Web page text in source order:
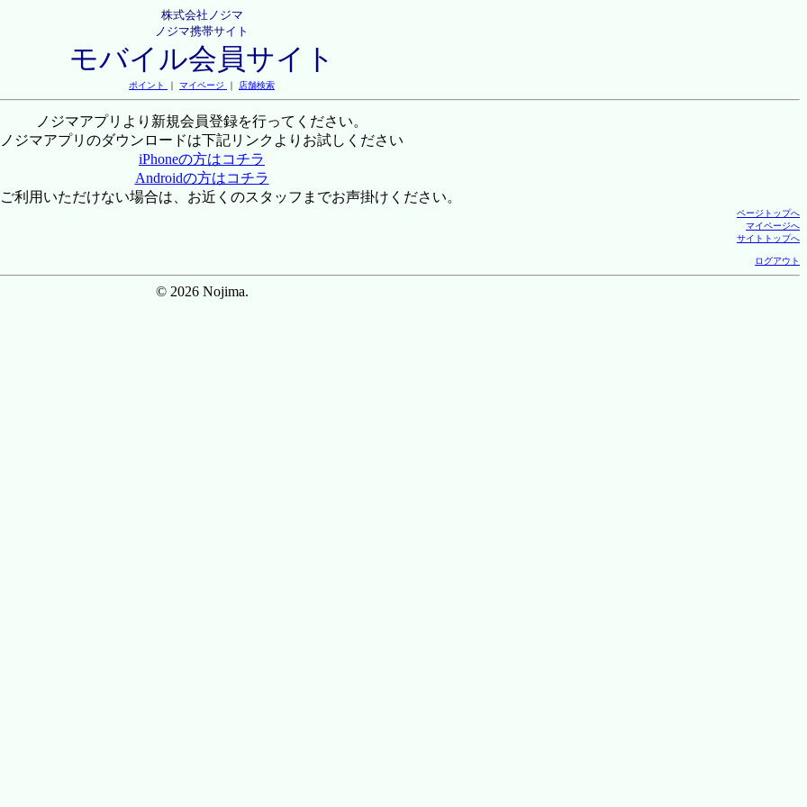
株式会社ノジマ
ノジマ携帯サイト
モバイル会員サイト
ポイント ｜ マイページ ｜ 店舗検索
ノジマアプリより新規会員登録を行ってください。
ノジマアプリのダウンロードは下記リンクよりお試しください
iPhoneの方はコチラ
Androidの方はコチラ
利用いただけない場合は、お近くのスタッフまでお声掛けください。
ページトップへ
マイページへ
サイトトップへ
ログアウト
© 2026 Nojima.